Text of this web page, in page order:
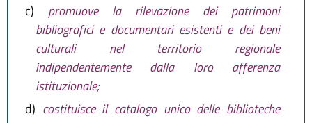
c)
promuove la rilevazione dei patrimoni
bibliografici e documentari esistenti e dei beni
culturali nel territorio regionale
indipendentemente dalla loro afferenza
istituzionale;
d) costituisce il catalogo unico delle biblioteche